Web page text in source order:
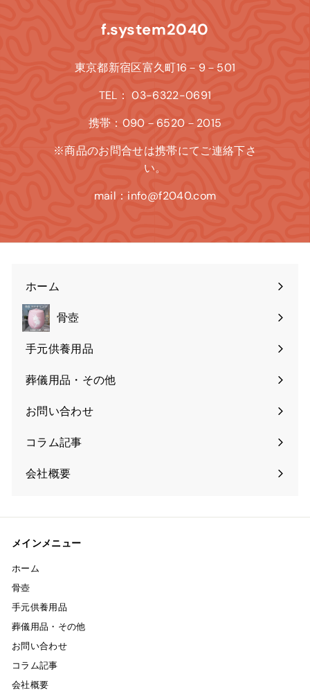
f.system2040
東京都新宿区富久町16－9－501
TEL： 03-6322-0691
携帯：090－6520－2015
※商品のお問合せは携帯にてご連絡下さ
い。
mail：info@f2040.com
ホーム
骨壺
手元供養用品
葬儀用品・その他
お問い合わせ
コラム記事
会社概要
メインメニュー
ホーム
骨壺
手元供養用品
葬儀用品・その他
お問い合わせ
コラム記事
会社概要